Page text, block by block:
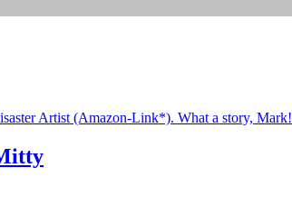
Artist (Amazon-Link*). What a story, Mark!